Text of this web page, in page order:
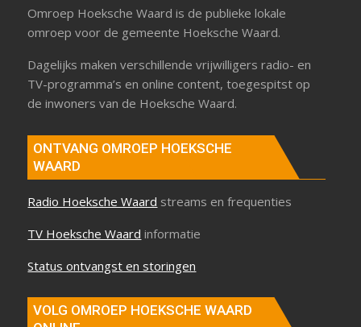
Omroep Hoeksche Waard is de publieke lokale
omroep voor de gemeente Hoeksche Waard.
Dagelijks maken verschillende vrijwilligers radio- en
TV-programma’s en online content, toegespitst op
de inwoners van de Hoeksche Waard.
ONTVANG OMROEP HOEKSCHE
WAARD
Radio Hoeksche Waard streams en frequenties
TV Hoeksche Waard informatie
Status ontvangst en storingen
VOLG OMROEP HOEKSCHE WAARD